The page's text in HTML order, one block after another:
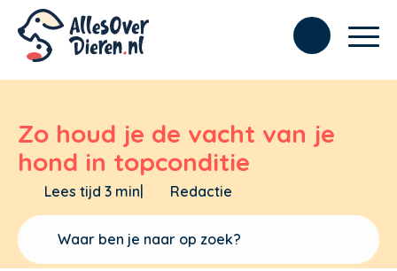
Zo houd je de vacht van je
hond in topconditie
Lees tijd 3 min| Redactie